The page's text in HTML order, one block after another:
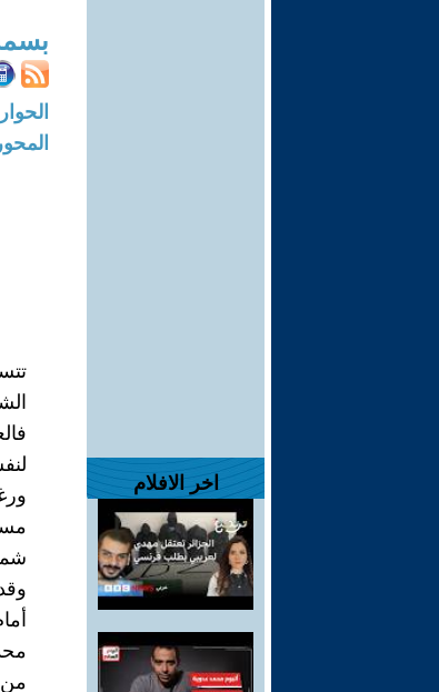
اخر الافلام
الحوار
من